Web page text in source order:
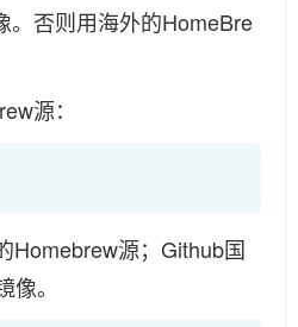
。否则用海外的HomeBre
源：
Homebrew源；Github国
。